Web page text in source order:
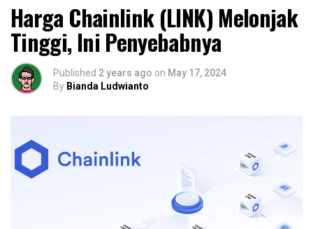
Harga Chainlink (LINK) Melonjak
Tinggi, Ini Penyebabnya
Published 2 years ago on May 17, 2024
By Bianda Ludwianto